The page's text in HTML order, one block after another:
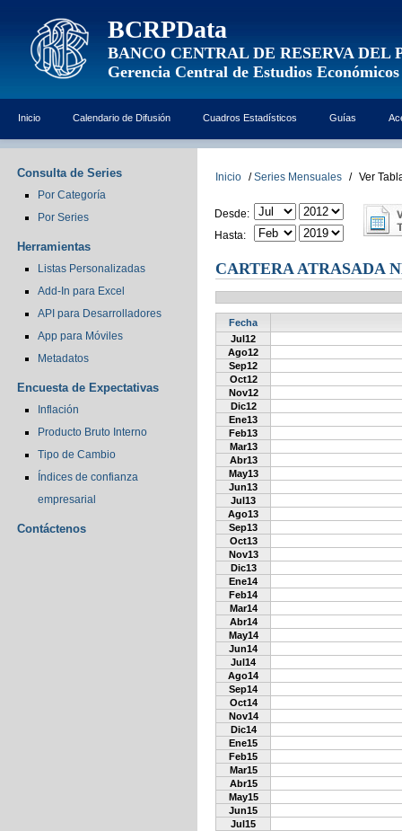
BCRPData
BANCO CENTRAL DE RESERVA DEL
Gerencia Central de Estudios Económicos
Inicio Calendario de Difusión Cuadros Estadísticos Guías
Consulta de Series
Por Categoría
Por Series
Herramientas
Listas Personalizadas
Add-In para Excel
API para Desarrolladores
App para Móviles
Metadatos
Encuesta de Expectativas
Inflación
Producto Bruto Interno
Tipo de Cambio
Índices de confianza
empresarial
Contáctenos
Inicio / Series Mensuales / Ver
Desde:
Hasta:
CARTERA ATRASADA
Fecha
Jul12
Ago12
Sep12
Oct12
Nov12
Dic12
Ene13
Feb13
Mar13
Abr13
May13
Jun13
Jul13
Ago13
Sep13
Oct13
Nov13
Dic13
Ene14
Feb14
Mar14
Abr14
May14
Jun14
Jul14
Ago14
Sep14
Oct14
Nov14
Dic14
Ene15
Feb15
Mar15
Abr15
May15
Jun15
Jul15